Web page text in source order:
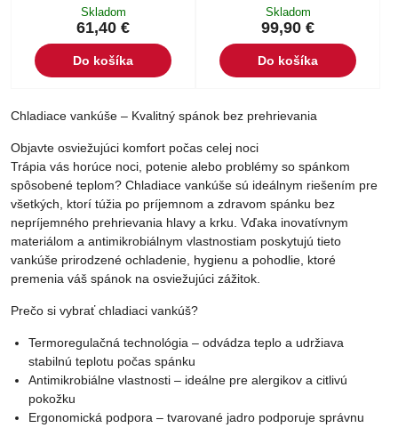
Skladom
61,40 €
Do košíka
Skladom
99,90 €
Do košíka
Chladiace vankúše – Kvalitný spánok bez prehrievania
Objavte osviežujúci komfort počas celej noci
Trápia vás horúce noci, potenie alebo problémy so spánkom
spôsobené teplom? Chladiace vankúše sú ideálnym riešením pre
všetkých, ktorí túžia po príjemnom a zdravom spánku bez
nepríjemného prehrievania hlavy a krku. Vďaka inovatívnym
materiálom a antimikrobiálnym vlastnostiam poskytujú tieto
vankúše prirodzené ochladenie, hygienu a pohodlie, ktoré
premenia váš spánok na osviežujúci zážitok.
Prečo si vybrať chladiaci vankúš?
Termoregulačná technológia – odvádza teplo a udržiava
stabilnú teplotu počas spánku
Antimikrobiálne vlastnosti – ideálne pre alergikov a citlivú
pokožku
Ergonomická podpora – tvarované jadro podporuje správnu